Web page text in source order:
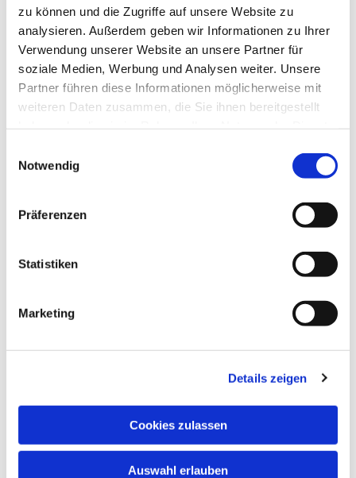
zu können und die Zugriffe auf unsere Website zu
analysieren. Außerdem geben wir Informationen zu Ihrer
Verwendung unserer Website an unsere Partner für
soziale Medien, Werbung und Analysen weiter. Unsere
Partner führen diese Informationen möglicherweise mit
weiteren Daten zusammen, die Sie ihnen bereitgestellt
Notwendig
Präferenzen
Statistiken
Marketing
Details zeigen
Cookies zulassen
Auswahl erlauben
Dies könnte Sie auch